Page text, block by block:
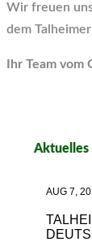
Wir freuen
dem
Ihr Team
AUG 7,